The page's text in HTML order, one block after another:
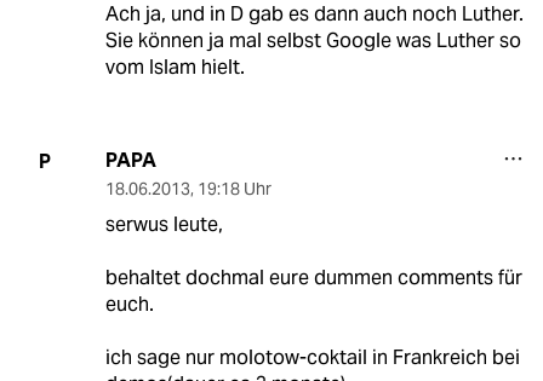
Ach ja, und in D gab es dann auch noch Luther.
Sie können ja mal selbst Google was Luther so
vom Islam hielt.
P PAPA
18.06.2013, 19:18 Uhr
serwus leute,
behaltet dochmal eure dummen comments für
euch.
ich sage nur molotow-coktail in Frankreich bei